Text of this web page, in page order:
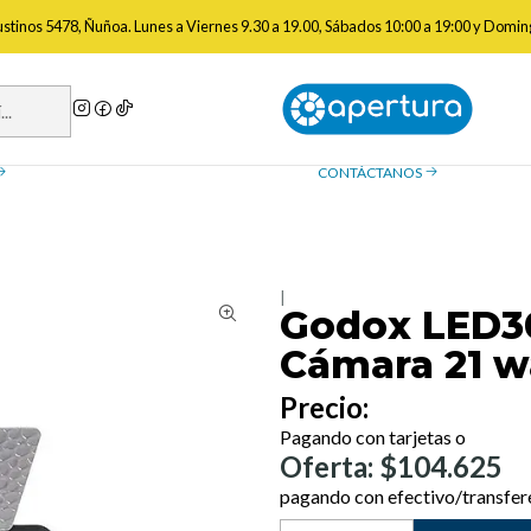
5478, Ñuñoa. Lunes a Viernes 9.30 a 19.00, Sábados 10:00 a 19:00 y
Led Compactas y Para Cámaras Godox LED308CII Led Bicolor
reembolso
necesitas saber sobre las
Contáctanos
¿Tienes preguntas? Estamos
CONTÁCTANOS
Godox
Cámara 21
Precio:
Pagando con tarjetas o
Oferta: $104.625
pagando con efectivo/